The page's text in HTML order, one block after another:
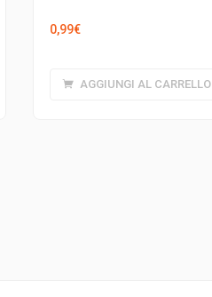
0,99€
AGGIUNGI AL CARRELLO